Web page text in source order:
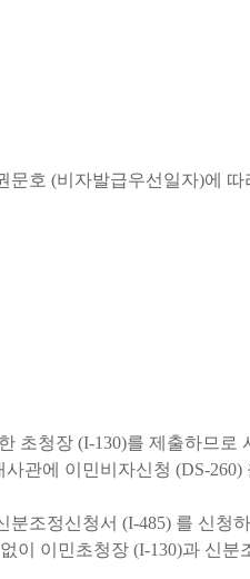
호 (비자발급우선일자)에
초청장 (I-130)를 제출하므로
관에 이민비자신청 (DS-260)
조정신청서 (I-485) 를 신청
이민초청장 (I-130)과 신분